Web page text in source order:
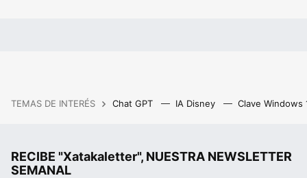
TEMAS DE INTERÉS Chat GPT IA Disney Clave Windows
RECIBE "Xatakaletter", NUESTRA NEWSLETTER
SEMANAL